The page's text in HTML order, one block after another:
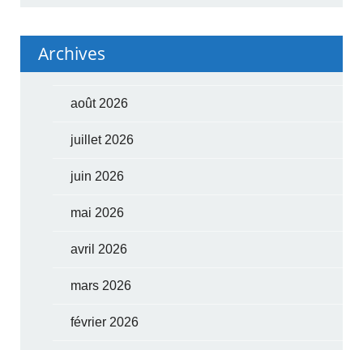
Archives
août 2026
juillet 2026
juin 2026
mai 2026
avril 2026
mars 2026
février 2026